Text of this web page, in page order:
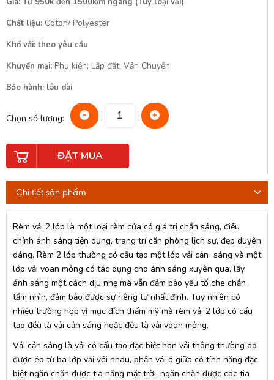
Chất liệu: Coton/ Polyester
Khổ vải: theo yêu cầu
Khuyến mại: Phụ kiện, Lắp đăt, Vận Chuyển
Bảo hành: lâu dài
Chọn số lượng:
ĐẶT MUA
Chi tiết sản phẩm
Rèm vải 2 lớp là một loại rèm cửa có giá trị chắn sáng, điều
chỉnh ánh sáng tiện dụng, trang trí căn phòng lịch sự, đẹp duyên
dáng. Rèm 2 lớp thường có cấu tạo một lớp vải cản sáng và một
lớp vải voan mỏng có tác dụng cho ánh sáng xuyên qua, lấy
ánh sáng một cách dịu nhẹ mà vẫn đảm bảo yếu tố che chắn
tầm nhìn, đảm bảo được sự riêng tư nhất định. Tuy nhiên có
nhiều trường hợp vì mục đích thẩm mỹ mà rèm vải 2 lớp có cấu
tạo đều là vải cản sáng hoặc đều là vải voan mỏng.
Vải cản sáng là vải có cấu tạo đặc biệt hơn vải thông thường do
được ép từ ba lớp vải với nhau, phần vải ở giữa có tính năng đặc
biệt ngăn chặn được tia nắng mặt trời, ngăn chặn được các tia